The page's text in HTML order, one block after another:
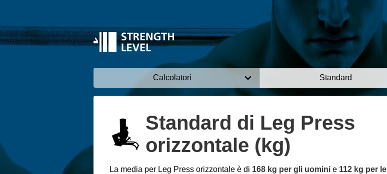
Calcolatori Standard
Standard di Leg Press
orizzontale (kg)
La media per Leg Press orizzontale è di 168 kg per gli uomini e 112 kg per le